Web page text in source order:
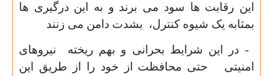
این رقابت ها سود می برند و به این درگیری ها
بمثابه یک شیوه کنترل، بشدت دامن می زنند
- در این شرایط بحرانی و بهم ریخته نیروهای
امنیتی حتی محافظت از خود را از طریق این